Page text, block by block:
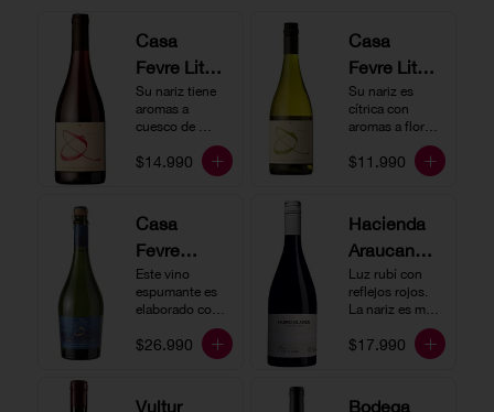
Casa
Fevre Little
Quino
Pinot Noir
Su nariz tiene
aromas a
cuesco de
frambuesa. En
boca tiene una
es un vino muy
vertical. Ideal
para beberlo
más frío como
acompañado de
$14.990
Casa
Fevre Little
Quino
Sauvignon
Su nariz es
cítrica con
aromas a flores
blancas y lima.
En boca tiene
vertical y de
persistencia
media. Ideal
para acompañar
con ostras.
$11.990
Casa
Fevre
Quino
Espumant
Este vino
espumante es
elaborado con
tradicional y se
produce a partir
Chardonnay y
$26.990
Hacienda
Araucano-
Lurton
Humo
Gran
Luz rubí con
reflejos rojos.
La nariz es muy
expresiva con
notas de fresa y
rico y redondo
$17.990
Vultur
Bodega